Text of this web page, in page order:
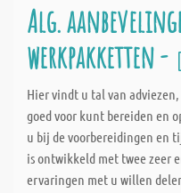
Alg.
werkpakketten -
Hier vindt u tal van
goed voor kunt bereiden en
u bij de voorbereidingen en
is ontwikkeld met twee zeer
ervaringen met u willen